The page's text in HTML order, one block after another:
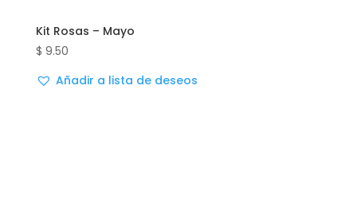
Kit Rosas – Mayo
$ 9.50
Añadir a lista de deseos